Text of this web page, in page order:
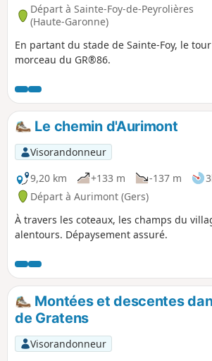
Départ à Sainte-Foy-de-Peyrolières
(Haute-Garonne)
En partant du stade de Sainte-Foy, le
morceau du GR®86.
Le chemin d'Aurimont
Visorandonneur
9,20 km
+133 m -137 m
Départ à Aurimont (Gers)
À travers les coteaux, les champs du
alentours. Dépaysement assuré.
Montées et descentes
de Gratens
Visorandonneur